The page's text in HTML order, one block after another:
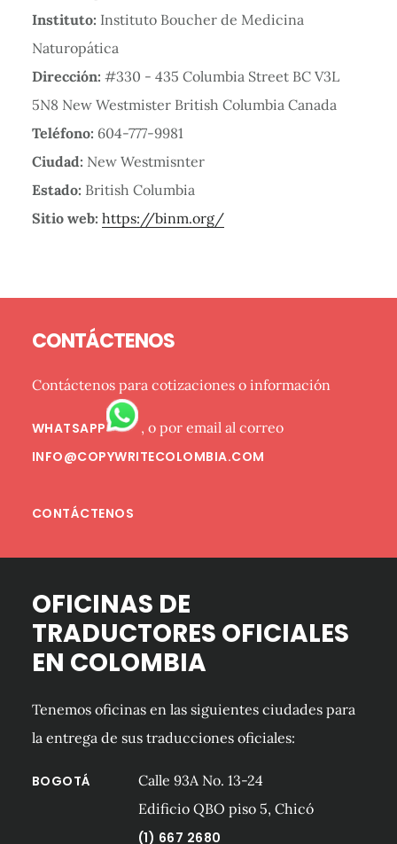
Instituto: Instituto Boucher de Medicina
Naturopática
Dirección: #330 - 435 Columbia Street BC V3L
5N8 New Westmister British Columbia Canada
Teléfono: 604-777-9981
Ciudad: New Westmisnter
Estado: British Columbia
Sitio web: https://binm.org/
Barra
lateral
CONTÁCTENOS
Contáctenos para cotizaciones o información
WHATSAPP
, o por email al correo
INFO@COPYWRITECOLOMBIA.COM
CONTÁCTENOS
OFICINAS DE
TRADUCTORES OFICIALES
EN COLOMBIA
Tenemos oficinas en las siguientes ciudades para
la entrega de sus traducciones oficiales:
BOGOTÁ
Calle 93A No. 13-24
Edificio QBO piso 5, Chicó
(1) 667 2680